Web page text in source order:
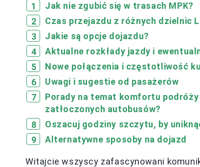
Jak nie zgubić się w trasach MPK?
Czas przejazdu z różnych dzielnic
Jakie są opcje dojazdu?
Aktualne rozkłady jazdy i
Nowe połączenia i częstotliwość
Uwagi i sugestie od pasażerów
Porady na temat komfortu
zatłoczonych autobusów?
Oszacuj godziny szczytu, by
Alternatywne sposoby na dojazd
Witajcie wszyscy zafascynowani